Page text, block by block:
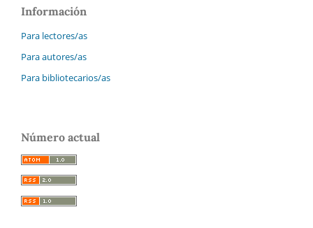
Información
Para lectores/as
Para autores/as
Para bibliotecarios/as
Número actual